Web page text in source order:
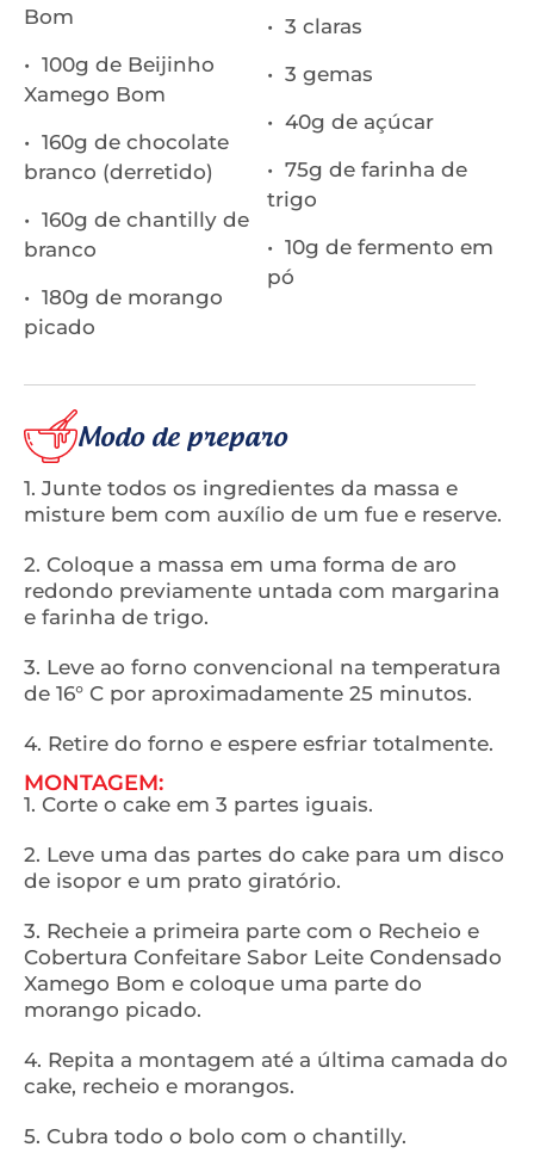
Bom
• 100g de Beijinho
Xamego Bom
• 160g de chocolate
branco (derretido)
• 160g de chantilly de
branco
• 180g de morango
picado
• 3 claras
• 3 gemas
• 40g de açúcar
• 75g de farinha de
trigo
• 10g de fermento em
pó
Modo de preparo
1. Junte todos os ingredientes da massa e
misture bem com auxílio de um fue e reserve.
2. Coloque a massa em uma forma de aro
redondo previamente untada com margarina
e farinha de trigo.
3. Leve ao forno convencional na temperatura
de 16° C por aproximadamente 25 minutos.
4. Retire do forno e espere esfriar totalmente.
MONTAGEM:
1. Corte o cake em 3 partes iguais.
2. Leve uma das partes do cake para um disco
de isopor e um prato giratório.
3. Recheie a primeira parte com o Recheio e
Cobertura Confeitare Sabor Leite Condensado
Xamego Bom e coloque uma parte do
morango picado.
4. Repita a montagem até a última camada do
cake, recheio e morangos.
5. Cubra todo o bolo com o chantilly.